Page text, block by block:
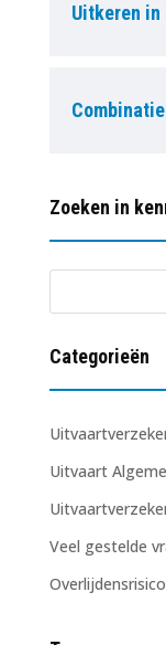
Uitkeren in
Zoeken in
Categorieën
Uitvaart
Veel gestelde
Overlijdensrisico